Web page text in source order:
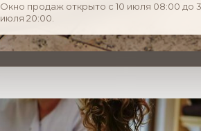
Окно продаж открыто с 10 июля 08:00 до
июля 20:00.